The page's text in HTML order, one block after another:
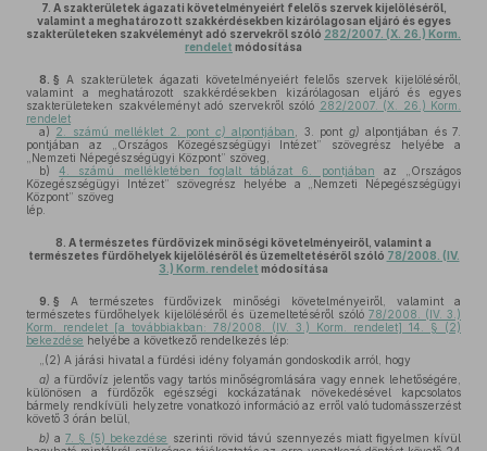
7. A szakterületek ágazati követelményeiért felelős szervek kijelöléséről,
valamint a meghatározott szakkérdésekben kizárólagosan eljáró és egyes
szakterületeken szakvéleményt adó szervekről szóló 282/2007. (X. 26.) Korm.
rendelet módosítása
8. § A szakterületek ágazati követelményeiért felelős szervek kijelöléséről,
valamint a meghatározott szakkérdésekben kizárólagosan eljáró és egyes
szakterületeken szakvéleményt adó szervekről szóló 282/2007. (X. 26.) Korm.
rendelet
a) 2. számú melléklet 2. pont c) alpontjában , 3. pont g) alpontjában és 7.
pontjában az „Országos Közegészségügyi Intézet” szövegrész helyébe a
„Nemzeti Népegészségügyi Központ” szöveg,
b)
4. számú mellékletében foglalt táblázat 6. pontjában az „Országos
Közegészségügyi Intézet” szövegrész helyébe a „Nemzeti Népegészségügyi
Központ” szöveg
lép.
8. A természetes fürdővizek minőségi követelményeiről, valamint a
természetes fürdőhelyek kijelöléséről és üzemeltetéséről szóló 78/2008. (IV.
3.) Korm. rendelet módosítása
9. § A természetes fürdővizek minőségi követelményeiről, valamint a
természetes fürdőhelyek kijelöléséről és üzemeltetéséről szóló 78/2008. (IV. 3.)
Korm. rendelet [a továbbiakban: 78/2008. (IV. 3.) Korm. rendelet] 14. § (2)
bekezdése helyébe a következő rendelkezés lép:
„(2) A járási hivatal a fürdési idény folyamán gondoskodik arról, hogy
a) a fürdővíz jelentős vagy tartós minőségromlására vagy ennek lehetőségére,
különösen a fürdőzők egészségi kockázatának növekedésével kapcsolatos
bármely rendkívüli helyzetre vonatkozó információ az erről való tudomásszerzést
követő 3 órán belül,
b) a7. § (5) bekezdése szerinti rövid távú szennyezés miatt figyelmen kívül